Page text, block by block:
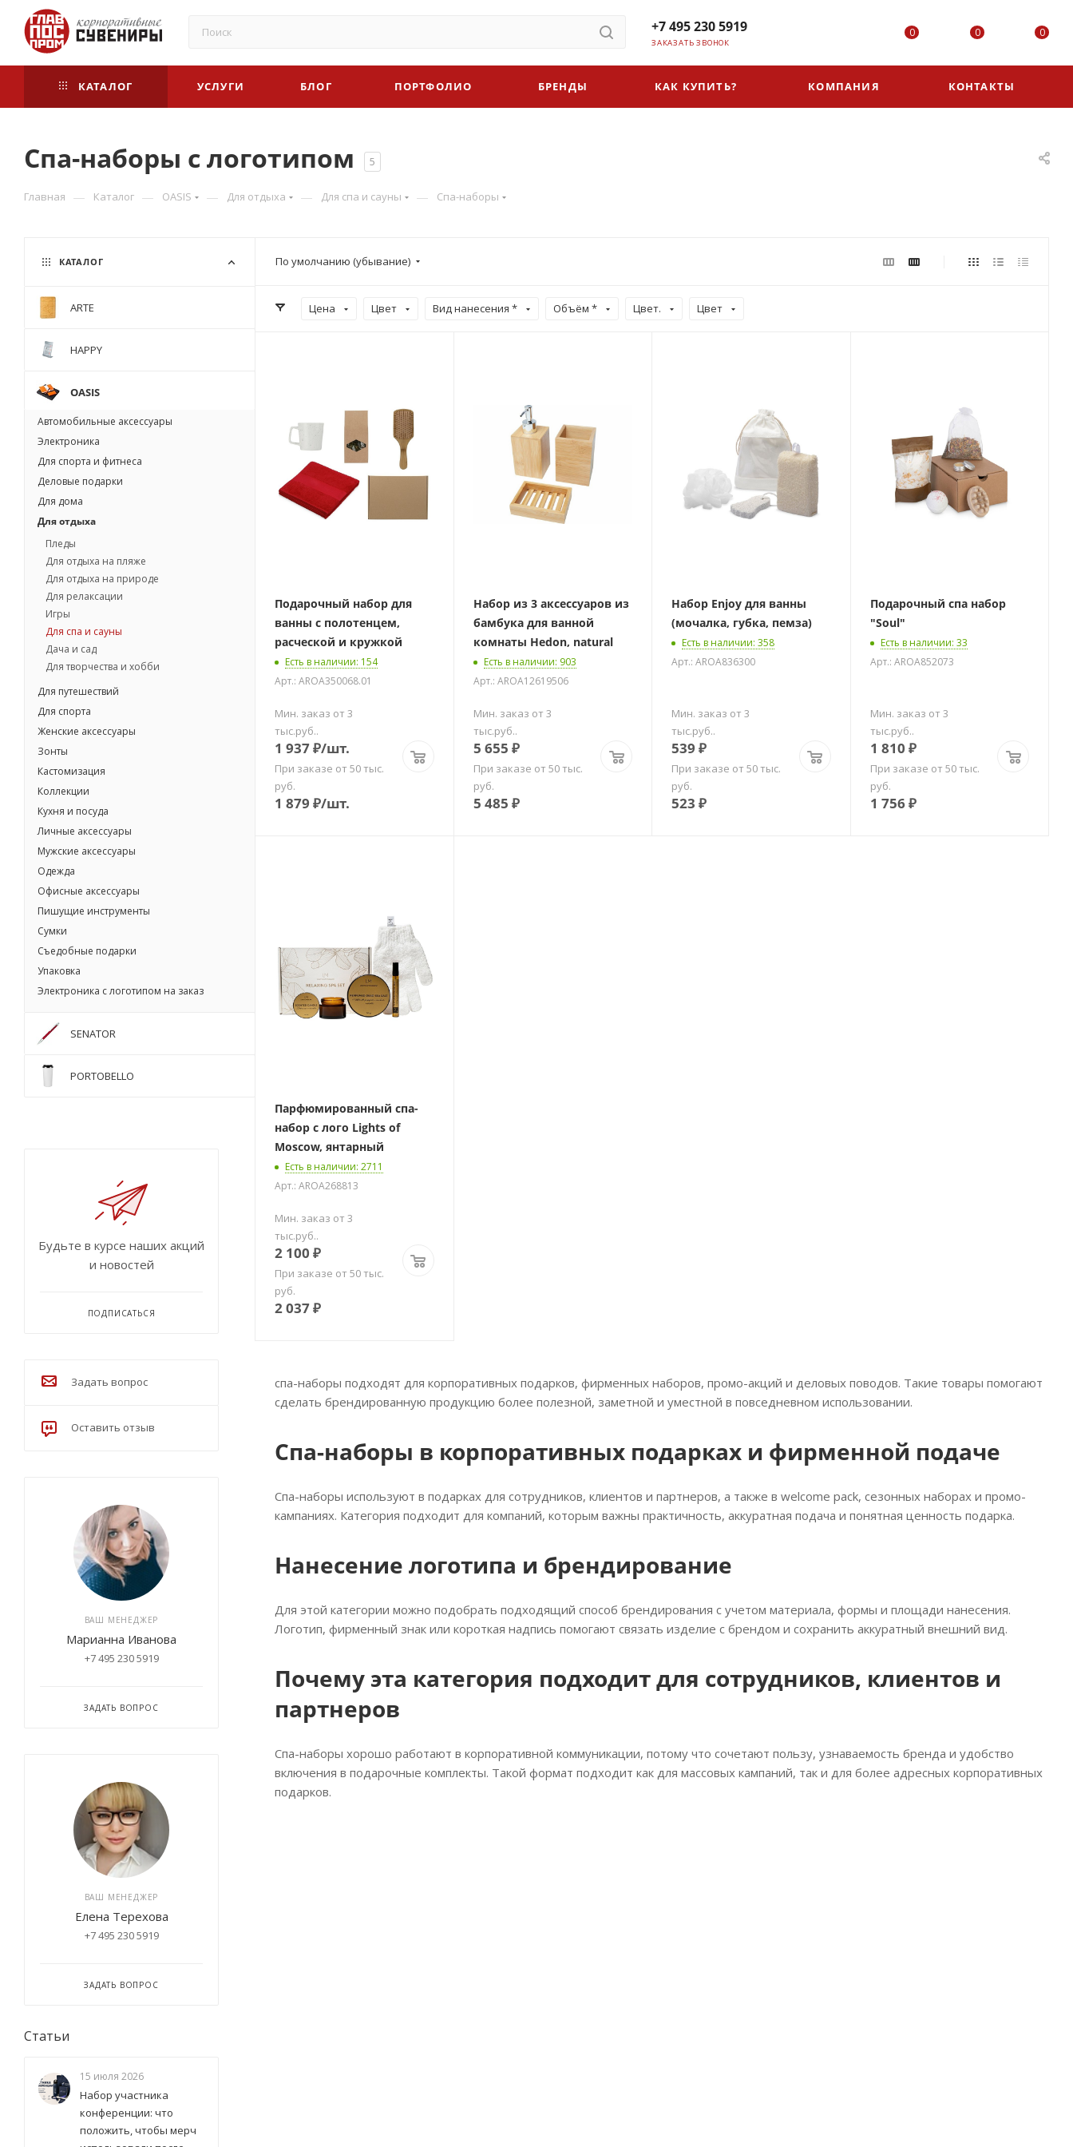
+7 495 230 5919
ЗАКАЗАТЬ ЗВОНОК
0 0 0
КАТАЛОГ УСЛУГИ БЛОГ ПОРТФОЛИО БРЕНДЫ КАК КУПИТЬ? КОМПАНИЯ КОНТАКТЫ
Спа-наборы с логотипом 5
Главная — Каталог — OASIS — Для отдыха — Для спа и сауны — Спа-наборы
По умолчанию (убывание)
Цена Цвет Вид нанесения * Объём * Цвет. Цвет
Подарочный набор для
ванны с полотенцем,
расческой и кружкой
Есть в наличии: 154
Арт.: AROA350068.01
Мин. заказ от 3
тыс.руб..
1 937₽/шт.
При заказе от 50 тыс.
руб.
1 879 ₽/шт.
Набор из 3 аксессуаров из
бамбука для ванной
комнаты Hedon, natural
Есть в наличии: 903
Арт.: AROA12619506
Мин. заказ от 3
тыс.руб..
5 655 ₽
При заказе от 50 тыс.
руб.
5 485 ₽
Набор Enjoy для ванны
(мочалка, губка, пемза)
Есть в наличии: 358
Арт.: AROA836300
Мин. заказ от 3
тыс.руб..
539 ₽
При заказе от 50 тыс.
руб.
523 ₽
Подарочный спа набор
"Soul"
Есть в наличии: 33
Арт.: AROA852073
Мин. заказ от 3
тыс.руб..
1 810 ₽
При заказе от 50 тыс.
руб.
1 756 ₽
Парфюмированный спа-
набор с лого Lights of
Moscow, янтарный
Есть в наличии: 2711
Арт.: AROA268813
Мин. заказ от 3
тыс.руб..
2 100 ₽
При заказе от 50 тыс.
руб.
2 037₽
спа-наборы подходят для корпоративных подарков, фирменных наборов, промо-акций и деловых поводов. Такие товары помогают
сделать брендированную продукцию более полезной, заметной и уместной в повседневном использовании.
Спа-наборы в корпоративных подарках и фирменной подаче
Спа-наборы используют в подарках для сотрудников, клиентов и партнеров, а также в welcome pack, сезонных наборах и промо-
кампаниях. Категория подходит для компаний, которым важны практичность, аккуратная подача и понятная ценность подарка.
Нанесение логотипа и брендирование
Для этой категории можно подобрать подходящий способ брендирования с учетом материала, формы и площади нанесения.
Логотип, фирменный знак или короткая надпись помогают связать изделие с брендом и сохранить аккуратный внешний вид.
Почему эта категория подходит для сотрудников, клиентов и
партнеров
Спа-наборы хорошо работают в корпоративной коммуникации, потому что сочетают пользу, узнаваемость бренда и удобство
включения в подарочные комплекты. Такой формат подходит как для массовых кампаний, так и для более адресных корпоративных
подарков.
КАТАЛОГ
ARTE
HAPPY
OASIS
Автомобильные аксессуары
Электроника
Для спорта и фитнеса
Деловые подарки
Для дома
Для отдыха
Пледы
Для отдыха на пляже
Для отдыха на природе
Для релаксации
Игры
Для спа и сауны
Дача и сад
Для творчества и хобби
Для путешествий
Для спорта
Женские аксессуары
Зонты
Кастомизация
Коллекции
Кухня и посуда
Личные аксессуары
Мужские аксессуары
Одежда
Офисные аксессуары
Пишущие инструменты
Сумки
Съедобные подарки
Упаковка
Электроника с логотипом на заказ
SENATOR
PORTOBELLO
Будьте в курсе наших акций
и новостей
ПОДПИСАТЬСЯ
Задать вопрос
Оставить отзыв
ВАШ МЕНЕДЖЕР
Марианна Иванова
+7 495 230 5919
ЗАДАТЬ ВОПРОС
ВАШ МЕНЕДЖЕР
Елена Терехова
+7 495 230 5919
ЗАДАТЬ ВОПРОС
Статьи
15 июля 2026
Набор участника
конференции: что
положить, чтобы мерч